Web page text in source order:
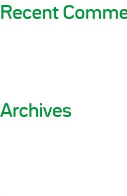
Recent
Archives